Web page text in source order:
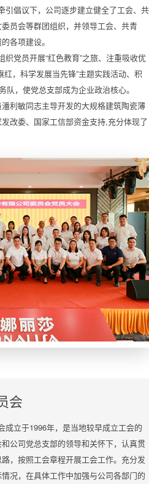
倡议下，公司逐步建立健全了工会、共
员会等群团组织，并领导工会、共青
各项建设。
员开展“红色教育”之旅、注重吸收优
，科学发展当先锋”主题实践活动、积
队，使党总支部成为企业政治核心。
利敏同志主导开发的大规格建筑陶瓷薄
改委、国家工信部资金支持,充分体现了
会
立于1996年，是当地较早成立工会的
公司党总支部的领导和关怀下，认真贯
，按照工会章程开展工会工作。充分发
况，在具体工作中加强与公司各部门的